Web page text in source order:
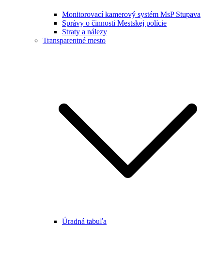
Monitorovací kamerový systém MsP Stupava
Správy o činnosti Mestskej polície
Straty a nálezy
Transparentné mesto
Úradná tabuľa